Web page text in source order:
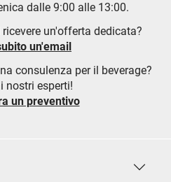
dalle 9:00 alle 13:00.
un'offerta dedicata?
un'email
consulenza per il beverage?
nostri esperti!
un preventivo